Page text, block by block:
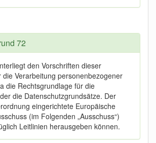
72
den Vorschriften dieser
die Verarbeitung personenbezogener
die Rechtsgrundlage für die
die Datenschutzgrundsätze. Der
eingerichtete Europäische
(im Folgenden „Ausschuss“)
Leitlinien herausgeben können.